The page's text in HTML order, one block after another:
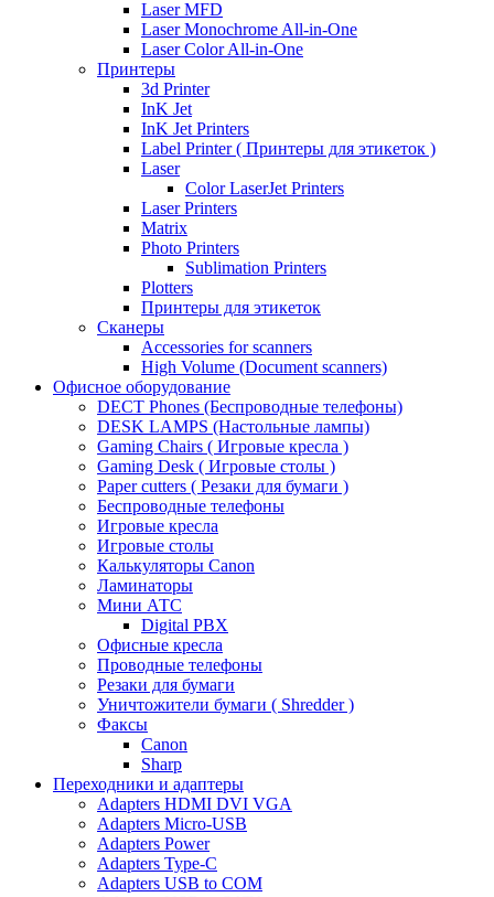
Laser MFD
Laser Monochrome All-in-One
Laser Color All-in-One
Принтеры
3d Printer
InK Jet
InK Jet Printers
Label Printer ( Принтеры для этикеток )
Laser
Color LaserJet Printers
Laser Printers
Matrix
Photo Printers
Sublimation Printers
Plotters
Принтеры для этикеток
Сканеры
Accessories for scanners
High Volume (Document scanners)
Офисное оборудование
DECT Phones (Беспроводные телефоны)
DESK LAMPS (Настольные лампы)
Gaming Chairs ( Игровые кресла )
Gaming Desk ( Игровые столы )
Paper cutters ( Резаки для бумаги )
Беспроводные телефоны
Игровые кресла
Игровые столы
Калькуляторы Canon
Ламинаторы
Мини АТС
Digital PBX
Офисные кресла
Проводные телефоны
Резаки для бумаги
Уничтожители бумаги ( Shredder )
Факсы
Canon
Sharp
Переходники и адаптеры
Adapters HDMI DVI VGA
Adapters Micro-USB
Adapters Power
Adapters Type-C
Adapters USB to COM